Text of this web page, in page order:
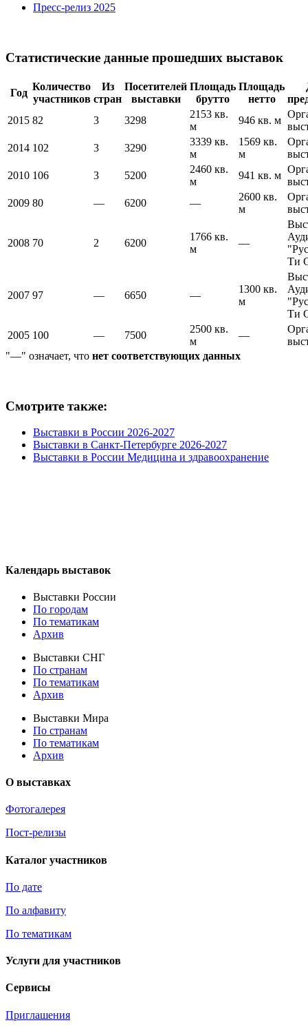
Пресс-релиз 2025
Статистические данные прошедших выставок
Год
Количество
участников
Из
стран
Посетителей
выставки
Площадь
брутто
Площадь
нетто
2015 82 3 3298
2153 кв.
м
946 кв. м
2014 102 3 3290
3339 кв.
м
1569 кв.
м
2010 106 3 5200
2460 кв.
м
941 кв. м
2009 80 — 6200 —
2600 кв.
м
2008 70 2 6200
1766 кв.
м
—
Ти
2007 97 — 6650 —
1300 кв.
м
Ти
2005 100 — 7500
2500 кв.
м
—
"—" означает, что нет соответствующих данных
Смотрите также:
Выставки в России 2026-2027
Выставки в Санкт-Петербурге 2026-2027
Выставки в России Медицина и здравоохранение
Календарь выставок
Выставки России
По городам
По тематикам
Архив
Выставки СНГ
По странам
По тематикам
Архив
Выставки Мира
По странам
По тематикам
Архив
О выставках
Фотогалерея
Пост-релизы
Каталог участников
По дате
По алфавиту
По тематикам
Услуги для участников
Сервисы
Приглашения